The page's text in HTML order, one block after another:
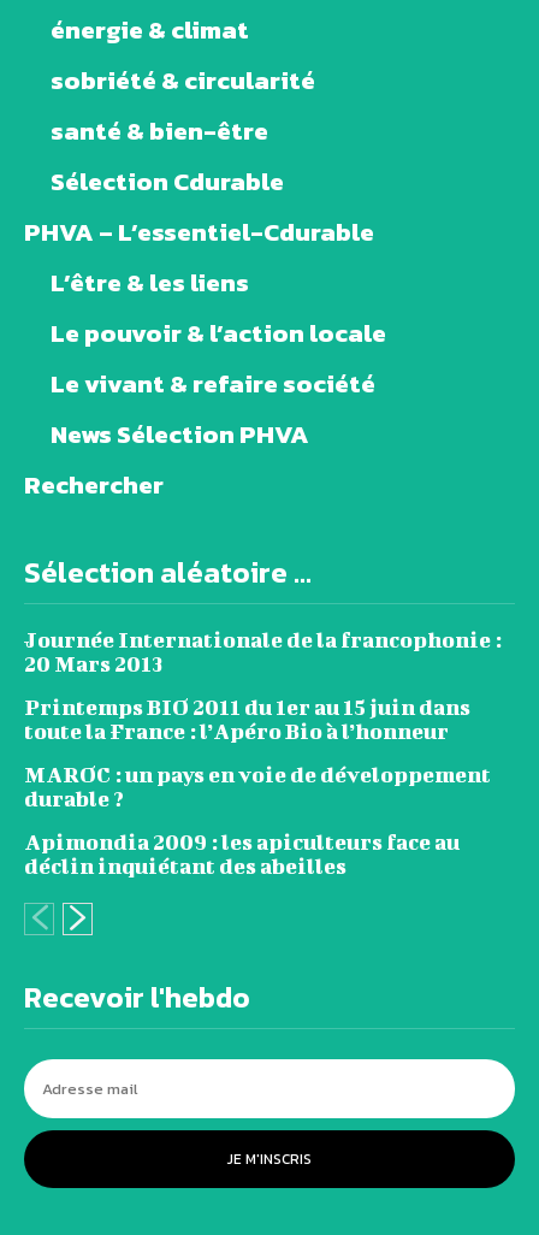
énergie & climat
sobriété & circularité
santé & bien-être
Sélection Cdurable
PHVA – L’essentiel-Cdurable
L’être & les liens
Le pouvoir & l’action locale
Le vivant & refaire société
News Sélection PHVA
Rechercher
Sélection aléatoire ...
Journée Internationale de la francophonie :
20 Mars 2013
Printemps BIO 2011 du 1er au 15 juin dans
toute la France : l’Apéro Bio à l’honneur
MAROC : un pays en voie de développement
durable ?
Apimondia 2009 : les apiculteurs face au
déclin inquiétant des abeilles
Recevoir l'hebdo
JE M'INSCRIS